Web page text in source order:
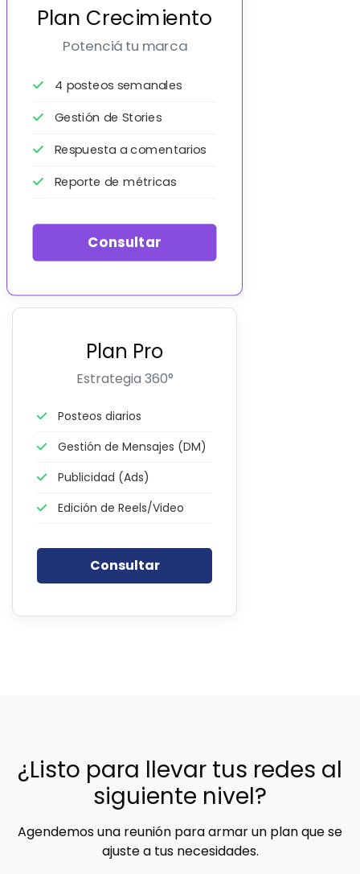
Plan Crecimiento
Potenciá tu marca
4 posteos semanales
Gestión de Stories
Respuesta a comentarios
Reporte de métricas
Consultar
Plan Pro
Estrategia 360°
Posteos diarios
Gestión de Mensajes (DM)
Publicidad (Ads)
Edición de Reels/Video
Consultar
¿Listo para llevar tus redes al
siguiente nivel?
Agendemos una reunión para armar un plan que se
ajuste a tus necesidades.